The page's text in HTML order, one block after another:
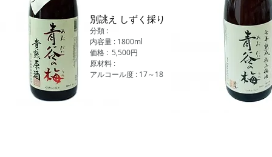
別誂え しずく採り
分類 :
内容量 : 1800ml
価格 : 5,500円
原材料 :
アルコール度 : 17～18